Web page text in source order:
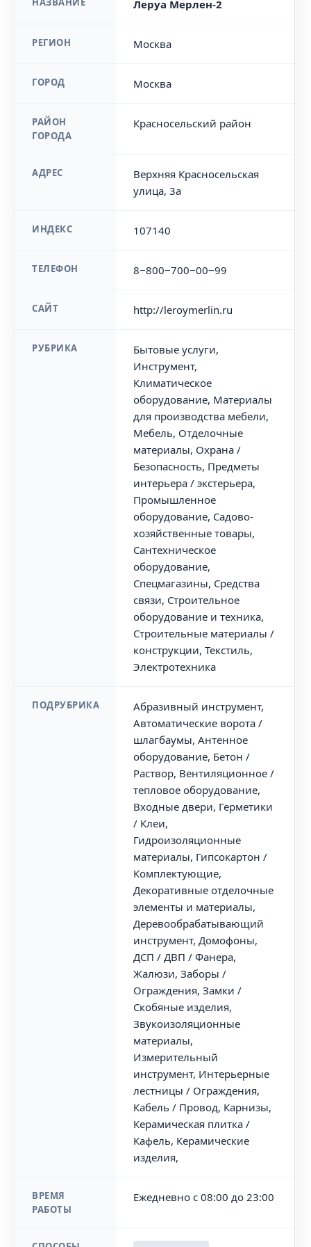
Леруа Мерлен-2
РЕГИОН Москва
ГОРОД Москва
РАЙОН
ГОРОДА
Красносельский район
АДРЕС
Верхняя Красносельская
улица, 3а
ИНДЕКС 107140
ТЕЛЕФОН 8‒800‒700‒00‒99
САЙТ http://leroymerlin.ru
РУБРИКА
Бытовые услуги,
Инструмент,
Климатическое
оборудование, Материалы
для производства мебели,
Мебель, Отделочные
материалы, Охрана /
Безопасность, Предметы
интерьера / экстерьера,
Промышленное
оборудование, Садово-
хозяйственные товары,
Сантехническое
оборудование,
Спецмагазины, Средства
связи, Строительное
оборудование и техника,
Строительные материалы /
конструкции, Текстиль,
Электротехника
ПОДРУБРИКА
Абразивный инструмент,
Автоматические ворота /
шлагбаумы, Антенное
оборудование, Бетон /
Раствор, Вентиляционное /
тепловое оборудование,
Входные двери, Герметики
/ Клеи,
Гидроизоляционные
материалы, Гипсокартон /
Комплектующие,
Декоративные отделочные
элементы и материалы,
Деревообрабатывающий
инструмент, Домофоны,
ДСП / ДВП / Фанера,
Жалюзи, Заборы /
Ограждения, Замки /
Скобяные изделия,
Звукоизоляционные
материалы,
Измерительный
инструмент, Интерьерные
лестницы / Ограждения,
Кабель / Провод, Карнизы,
Керамическая плитка /
Кафель, Керамические
изделия,
ВРЕМЯ
РАБОТЫ
Ежедневно с 08:00 до 23:00